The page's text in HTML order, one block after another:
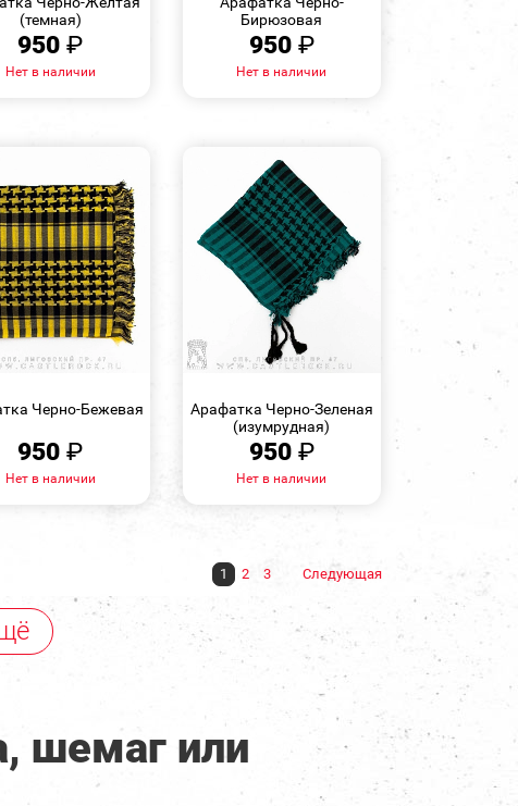
(темная)
950₽
Нет в наличии
Бирюзовая
950 ₽
Нет в наличии
Черно-Бежевая
950₽
Нет в наличии
Арафатка Черно-Зеленая
(изумрудная)
950 ₽
Нет в наличии
1 2 3 Следующая
шемаг или